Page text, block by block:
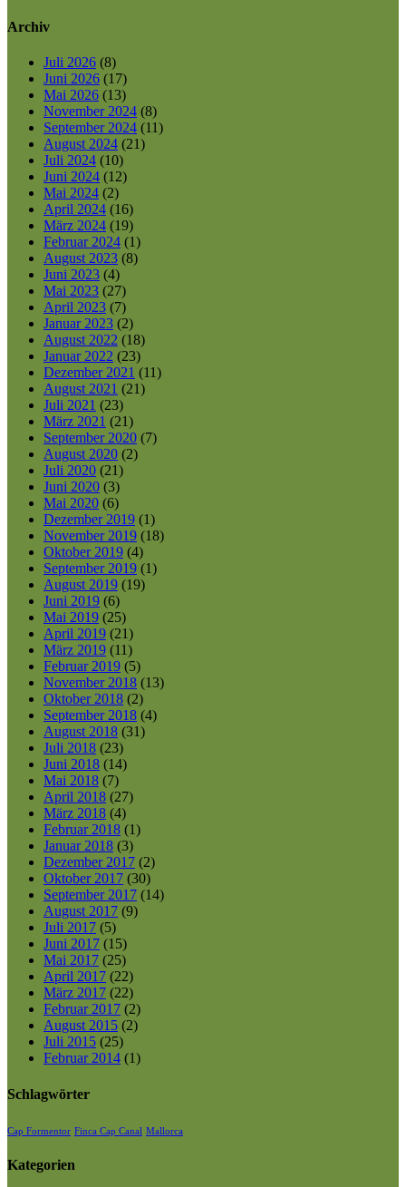
Archiv
Juli 2026 (8)
Juni 2026 (17)
Mai 2026 (13)
November 2024 (8)
September 2024 (11)
August 2024 (21)
Juli 2024 (10)
Juni 2024 (12)
Mai 2024 (2)
April 2024 (16)
März 2024 (19)
Februar 2024 (1)
August 2023 (8)
Juni 2023 (4)
Mai 2023 (27)
April 2023 (7)
Januar 2023 (2)
August 2022 (18)
Januar 2022 (23)
Dezember 2021 (11)
August 2021 (21)
Juli 2021 (23)
März 2021 (21)
September 2020 (7)
August 2020 (2)
Juli 2020 (21)
Juni 2020 (3)
Mai 2020 (6)
Dezember 2019 (1)
November 2019 (18)
Oktober 2019 (4)
September 2019 (1)
August 2019 (19)
Juni 2019 (6)
Mai 2019 (25)
April 2019 (21)
März 2019 (11)
Februar 2019 (5)
November 2018 (13)
Oktober 2018 (2)
September 2018 (4)
August 2018 (31)
Juli 2018 (23)
Juni 2018 (14)
Mai 2018 (7)
April 2018 (27)
März 2018 (4)
Februar 2018 (1)
Januar 2018 (3)
Dezember 2017 (2)
Oktober 2017 (30)
September 2017 (14)
August 2017 (9)
Juli 2017 (5)
Juni 2017 (15)
Mai 2017 (25)
April 2017 (22)
März 2017 (22)
Februar 2017 (2)
August 2015 (2)
Juli 2015 (25)
Februar 2014 (1)
Schlagwörter
Cap Formentor Finca Cap Canal Mallorca
Kategorien